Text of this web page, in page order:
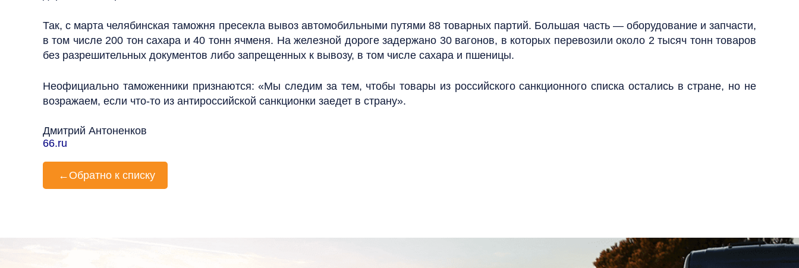
Так, с марта челябинская таможня пресекла вывоз автомобильными путями 88 товарных партий. Большая часть — оборудование и запчасти,
в том числе 200 тон сахара и 40 тонн ячменя. На железной дороге задержано 30 вагонов, в которых перевозили около 2 тысяч тонн товаров
без разрешительных документов либо запрещенных к вывозу, в том числе сахара и пшеницы.
Неофициально таможенники признаются: «Мы следим за тем, чтобы товары из российского санкционного списка остались в стране, но не
возражаем, если что-то из антироссийской санкционки заедет в страну».
Дмитрий Антоненков
66.ru
← Обратно к списку